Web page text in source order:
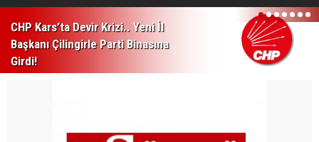
CHP Kars’ta Devir Krizi.. Yeni İl
Başkanı Çilingirle Parti Binasına
Girdi!
1 2 3 4 5 6 7